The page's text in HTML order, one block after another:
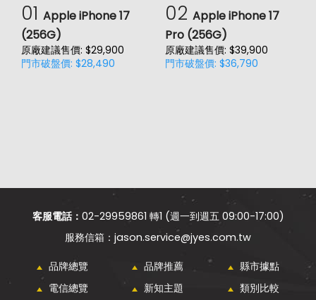
01 Apple iPhone 17
(256G)
原廠建議售價: $29,900
門市破盤價: $28,490
02 Apple iPhone 17
Pro (256G)
原廠建議售價: $39,900
門市破盤價: $36,790
客服電話： 02-29959861 轉1 (週一到週五 09:00-17:00)
jason.service@jyes.com.tw
品牌總覽 品牌推薦
縣市據點
電信總覽
新知主題 類別比較